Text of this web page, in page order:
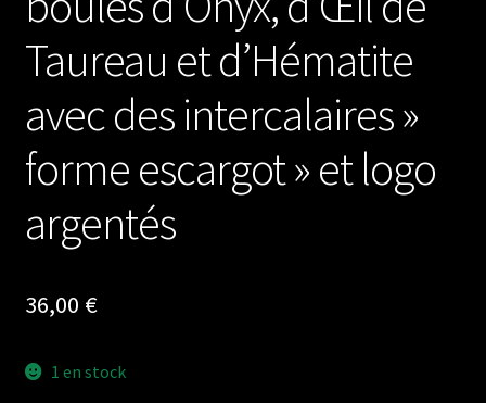
Taureau et d’Hématite
avec des intercalaires »
forme escargot » et logo
argentés
36,00 €
1 en stock